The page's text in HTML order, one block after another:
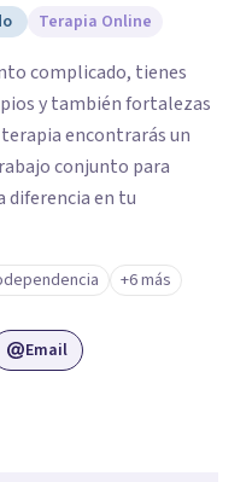
Terapia Online
complicado, tienes
y también fortalezas
terapia encontrarás un
conjunto para
diferencia en tu
+6 más
Email